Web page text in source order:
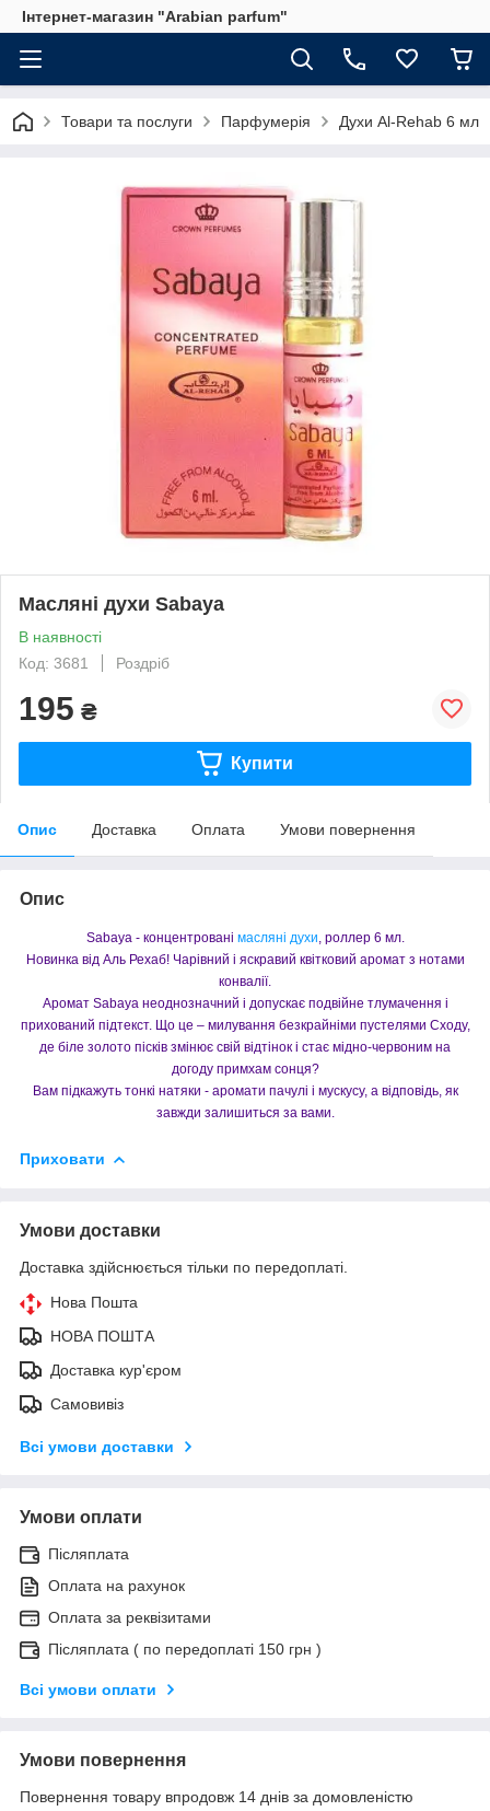
Інтернет-магазин "Arabian parfum"
Товари та послуги Парфумерія Духи Al-Rehab 6 мл
Масляні духи Sabaya
В наявності
Код: 3681
Роздріб
195 ₴
Купити
Опис Доставка Оплата Умови повернення
Опис
Sabaya - концентровані масляні духи , роллер 6 мл.
Новинка від Аль Рехаб! Чарівний і яскравий квітковий аромат з нотами
конвалії.
Аромат Sabaya неоднозначний і допускає подвійне тлумачення і
прихований підтекст. Що це – милування безкрайніми пустелями Сходу,
де біле золото пісків змінює свій відтінок і стає мідно-червоним на
догоду примхам сонця?
Вам підкажуть тонкі натяки - аромати пачулі і мускусу, а відповідь, як
завжди залишиться за вами.
Приховати
Умови доставки
Доставка здійснюється тільки по передоплаті.
Нова Пошта
НОВА ПОШТА
Доставка кур'єром
Самовивіз
Всі умови доставки
Умови оплати
Післяплата
Оплата на рахунок
Оплата за реквізитами
Післяплата ( по передоплаті 150 грн )
Всі умови оплати
Умови повернення
Повернення товару впродовж 14 днів за домовленістю